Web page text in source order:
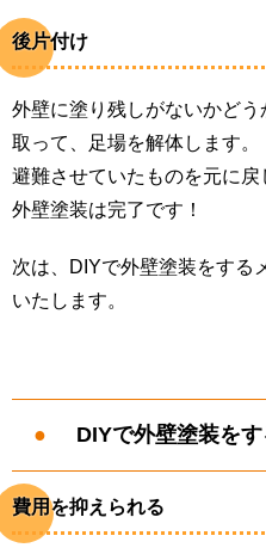
後片付け
外壁に塗り残しがないかど
取って、足場を解体します。
避難させていたものを元に戻
外壁塗装は完了です！
次は、DIYで外壁塗装をする
いたします。
DIYで外壁塗装を
費用を抑えられる